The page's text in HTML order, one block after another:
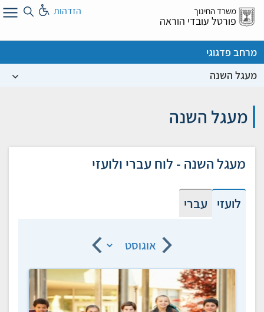
דלג
אל
משרד החינוך
פורטל עובדי הוראה
הזדהות
מרחב פדגוגי
מעגל השנה
מעגל השנה
מעגל השנה - לוח עברי ולועזי
לועזי עברי